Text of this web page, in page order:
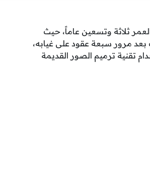
ثلاثة وتسعين عاماً، حيث
مرور سبعة عقود على غيابه،
تقنية ترميم الصور القديمة